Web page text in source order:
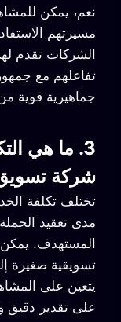
نعم، يمكن
مسيرتهم
الشركات تقدم
تفاعلهم مع
جماهيرية قوية من
3. ما هي
شركة
تختلف تكلفة
مدى تعقيد
المستهدف.
تسويقية صغيرة
يتعين على
على تقدير دقيق